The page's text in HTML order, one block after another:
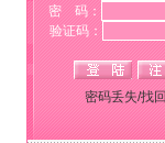
密 码：
验证码：
密码丢失/找